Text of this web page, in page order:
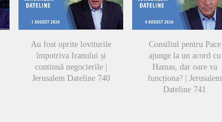
Au fost oprite loviturile
împotriva Iranului și
continuă negocierile |
Jerusalem Dateline 740
Consiliul pentru Pace
ajunge la un acord cu
Hamas, dar oare va
funcționa? | Jerusalem
Dateline 741